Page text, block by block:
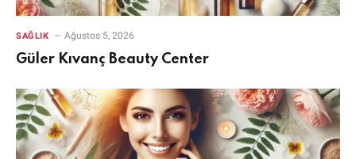
SAĞLIK Ağustos 5, 2026
Güler Kıvanç Beauty Center